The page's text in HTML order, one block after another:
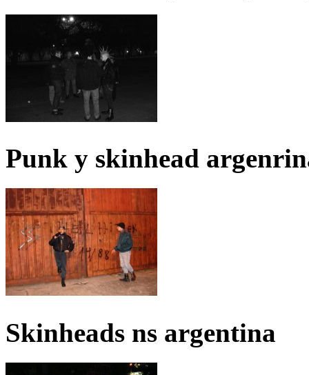
Punk y skinhead
Skinheads ns argentina